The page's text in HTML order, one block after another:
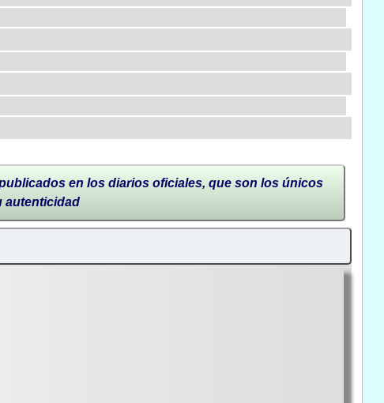
en los diarios oficiales, que son los únicos
autenticidad